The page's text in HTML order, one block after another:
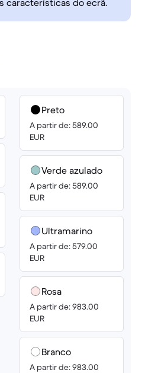
características do ecrã.
Preto
A partir de: 589.00
EUR
Verde azulado
A partir de: 589.00
EUR
Ultramarino
A partir de: 579.00
EUR
Rosa
A partir de: 983.00
EUR
Branco
A partir de: 983.00